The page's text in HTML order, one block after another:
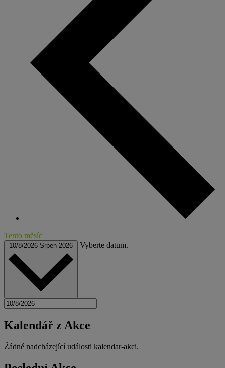
Tento měsíc
10/8/2026 Srpen 2026 Vyberte datum.
Kalendář z Akce
Žádné nadcházející události kalendar-akci.